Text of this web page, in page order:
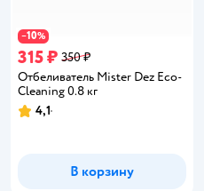
−10%
315 ₽ 350 ₽
Отбеливатель Mister Dez Eco-
Cleaning 0.8 кг
Рейтинг:
4,1
В корзину